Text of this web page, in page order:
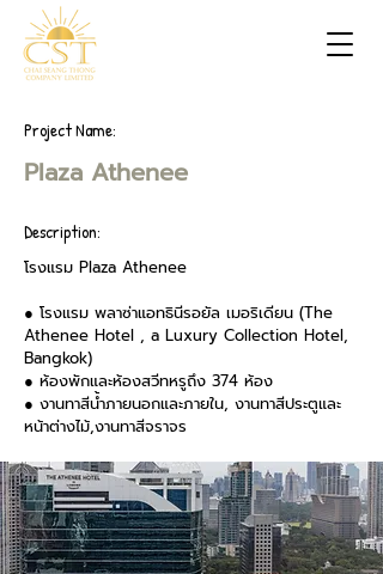
Project Name:
Plaza Athenee
Description:
โรงแรม Plaza Athenee
● โรงแรม พลาซ่าแอทธินีรอยัล เมอริเดียน (The
Athenee Hotel , a Luxury Collection Hotel,
Bangkok)
● ห้องพักและห้องสวีทหรูถึง 374 ห้อง
● งานทาสีน้ำภายนอกและภายใน, งานทาสีประตูและ
หน้าต่างไม้,งานทาสีจราจร